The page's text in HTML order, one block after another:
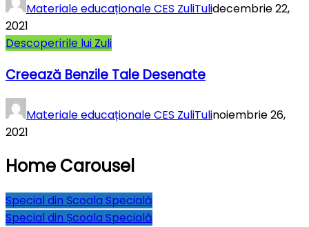
Materiale educaționale CES ZuliTulidecembrie 22,
2021
Descoperirile lui Zuli
Creează Benzile Tale Desenate
Materiale educaționale CES ZuliTulinoiembrie 26,
2021
Home Carousel
Special din Școala Specială
Special din Școala Specială